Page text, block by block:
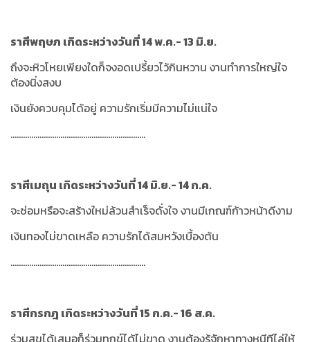
ราศีพฤษภ เกิดระหว่างวันที่ 14 พ.ค.- 13 มิ.ย.
ถึงจะหิวโหยเพียงใดก็จงอดเปรี้ยวไว้กินหวาน งานทำการใหญ่ใจ
ต้องนิ่งสงบ
เงินยังควบคุมได้อยู่ ความรักเริ่มมีความไม่แน่ใจ
.................................................................
ราศีเมถุน เกิดระหว่างวันที่ 14 มิ.ย.- 14 ก.ค.
จะซ่อมหรือจะสร้างใหม่ล้วนสำเร็จดั่งใจ งานมีเกณฑ์ก้าวหน้าดีงาม
เงินทองไม่ขาดเหลือ ความรักได้สมหวังเบื้องต้น
.................................................................
ราศีกรกฎ เกิดระหว่างวันที่ 15 ก.ค.- 16 ส.ค.
ร่วมสุขได้เสมอก็ร่วมทุกข์ได้ไม่ขาด งานต้องรู้จักหาทางหนีทีไล่ให้